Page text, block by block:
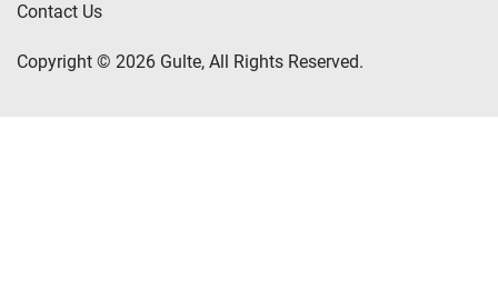
Contact Us
Copyright © 2026 Gulte, All Rights Reserved.